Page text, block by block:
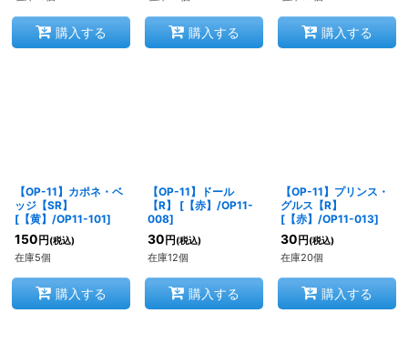
購入する 購入する 購入する
【OP-11】カポネ・ベ
ッジ【SR】
[ 【黄】/OP11-101]
150 円 (税込)
在庫5個
購入する
【OP-11】ドール
【R】
[【赤】/OP11-
008]
30 円 (税込)
在庫12個
購入する
【OP-11】プリンス・
グルス【R】
[【赤】/OP11-013]
30 円 (税込)
在庫20個
購入する